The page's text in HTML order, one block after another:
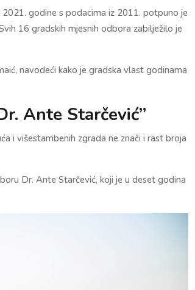
godine s podacima iz 2011. potpuno je
16 gradskih mjesnih odbora zabilježilo je
navodeći kako je gradska vlast godinama
Ante Starčević”
i višestambenih zgrada ne znači i rast broja
Dr. Ante Starčević, koji je u deset godina